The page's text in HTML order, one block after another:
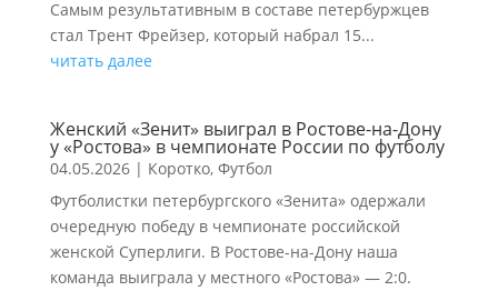
Самым результативным в составе петербуржцев
стал Трент Фрейзер, который набрал 15...
читать далее
Женский «Зенит» выиграл в Ростове-на-Дону
у «Ростова» в чемпионате России по футболу
04.05.2026| Коротко, Футбол
Футболистки петербургского «Зенита» одержали
очередную победу в чемпионате российской
женской Суперлиги. В Ростове-на-Дону наша
команда выиграла у местного «Ростова» — 2:0.